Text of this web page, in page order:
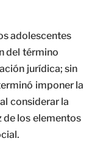
adolescentes
del término
jurídica; sin
imponer la
considerar la
de los elementos